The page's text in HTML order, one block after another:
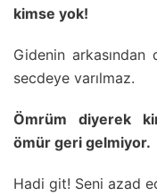
kimse yok!
Gidenin arkasından
secdeye varılmaz.
Ömrüm diyerek
ömür geri gelmiyor.
Hadi git! Seni azad